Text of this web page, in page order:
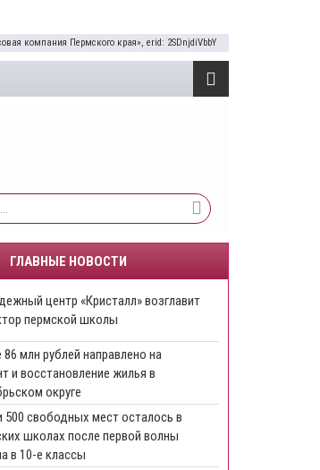
компания Пермского края», erid: 2SDnjdiVbbY
ГЛАВНЫЕ НОВОСТИ
центр «Кристалл» возглавит
пермской школы
86 млн рублей направлено на
и восстановление жилья в
округе
500 свободных мест осталось в
школах после первой волны
в 10-е классы